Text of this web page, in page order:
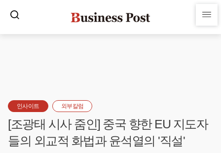
인사이트 외부칼럼
[조광태 시사 줌인] 중국 향한 EU 지도자
들의 외교적 화법과 윤석열의 '직설'